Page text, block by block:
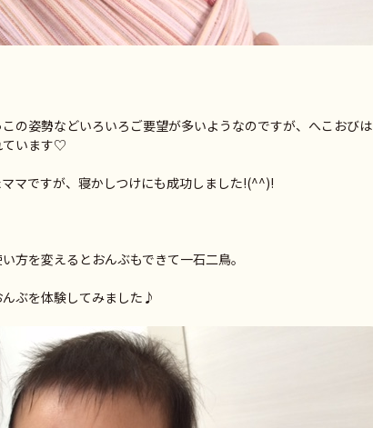
の姿勢などいろいろご要望が多いようなのですが、へこおびは
ています♡
マですが、寝かしつけにも成功しました!(^^)!
方を変えるとおんぶもできて一石二鳥。
ぶを体験してみました♪